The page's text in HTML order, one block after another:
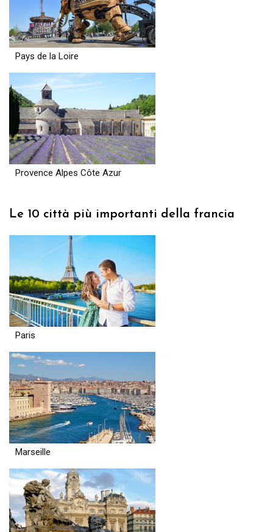
Pays de la Loire
Provence Alpes Côte Azur
Le 10 città più importanti della francia
Paris
Marseille